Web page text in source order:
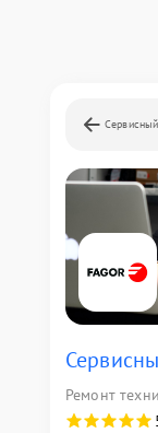
Ремонт